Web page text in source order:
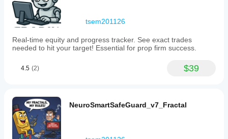
volatile
assets
like
Gold
(XAUUSD)
and
pairs.
customization
of
the
Fast
and
tsem201126
Real-time equity and progress tracker. See exact trades
needed to hit your target! Essential for prop firm success.
4.5 (2) $39
NeuroSmartSafeGuard_v7_Fractal